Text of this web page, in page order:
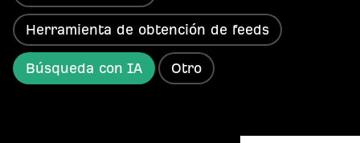
Herramienta de obtención de feeds
Búsqueda con IA Otro